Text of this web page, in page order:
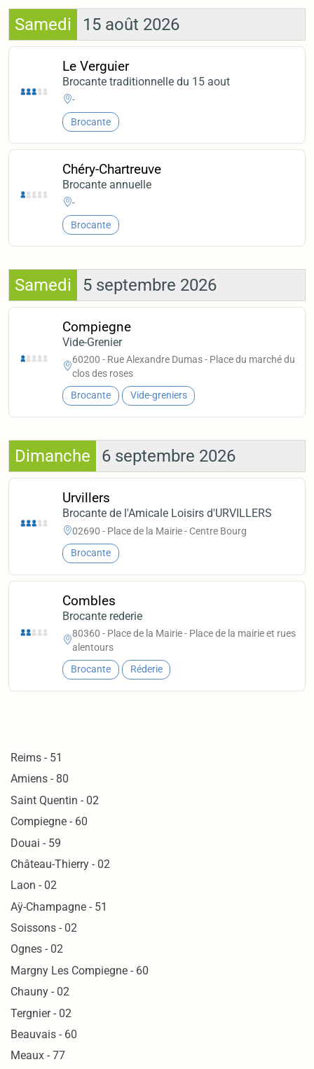
Samedi 15 août 2026
Le Verguier
Brocante traditionnelle du 15 aout
-
Brocante
Chéry-Chartreuve
Brocante annuelle
-
Brocante
Samedi 5 septembre 2026
Compiegne
Vide-Grenier
60200 - Rue Alexandre Dumas - Place du marché du
clos des roses
Brocante Vide-greniers
Dimanche 6 septembre 2026
Urvillers
Brocante de l'Amicale Loisirs d'URVILLERS
02690 - Place de la Mairie - Centre Bourg
Brocante
Combles
Brocante rederie
80360 - Place de la Mairie - Place de la mairie et rues
alentours
Brocante Réderie
Reims - 51
Amiens - 80
Saint Quentin - 02
Compiegne - 60
Douai - 59
Château-Thierry - 02
Laon - 02
Aÿ-Champagne - 51
Soissons - 02
Ognes - 02
Margny Les Compiegne - 60
Chauny - 02
Tergnier - 02
Beauvais - 60
Meaux - 77